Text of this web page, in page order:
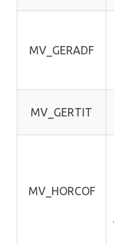
MV_GERADF
MV_GERTIT
MV_HORCOF